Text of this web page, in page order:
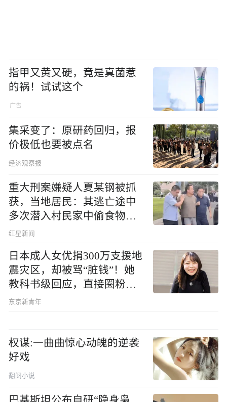
指甲又黄又硬，竟是真菌惹
的祸！试试这个
集采变了：原研药回归，报
价极低也要被点名
经济观察报
重大刑案嫌疑人夏某钢被抓
获，当地居民：其逃亡途中
多次潜入村民家中偷食物被
发现
红星新闻
日本成人女优捐300万支援地
震灾区，却被骂“脏钱”！她
教科书级回应，直接圈粉无
数
东京新青年
权谋:一曲曲惊心动魄的逆袭
好戏
翻阅小说